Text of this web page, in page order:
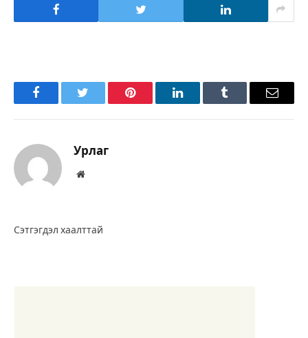
FacebookTwitter Pinterest LinkedInTumblr Имэйл
Урлаг
Вэбсайт
Сэтгэгдэл хаалттай